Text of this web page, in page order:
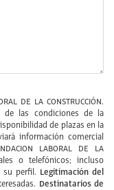
DE LA CONSTRUCCIÓN.
de las condiciones de la
de plazas en la
información comercial
LABORAL DE LA
o telefónicos; incluso
su perfil. Legitimación del
Destinatarios de